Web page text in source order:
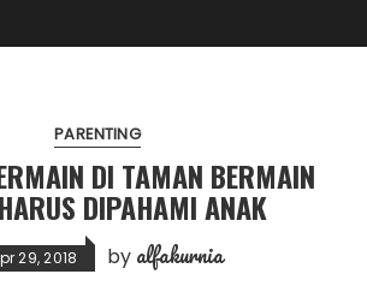
PARENTING
DI TAMAN BERMAIN
DIPAHAMI ANAK
29, 2018 by alfakurnia